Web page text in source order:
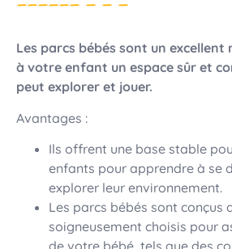
Les parcs bébés sont un
à votre enfant un espace sûr et
peut explorer et jouer.
Avantages :
Ils offrent une base stable
enfants pour apprendre à se
explorer leur environnement.
Les parcs bébés sont conçus
soigneusement choisis pour
de votre bébé, tels que des